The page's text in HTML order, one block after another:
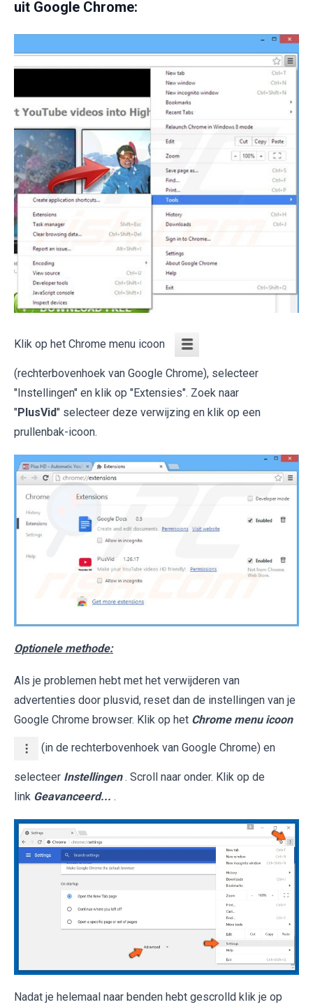
uit Google Chrome:
Klik op het Chrome menu icoon
(rechterbovenhoek van Google Chrome), selecteer
"Instellingen" en klik op "Extensies". Zoek naar
"PlusVid" selecteer deze verwijzing en klik op een
prullenbak-icoon.
Optionele methode:
Als je problemen hebt met het verwijderen van
advertenties door plusvid, reset dan de instellingen van je
Google Chrome browser. Klik op het Chrome menu icoon
(in de rechterbovenhoek van Google Chrome) en
selecteer Instellingen . Scroll naar onder. Klik op de
link Geavanceerd... .
Nadat je helemaal naar benden hebt gescrolld klik je op